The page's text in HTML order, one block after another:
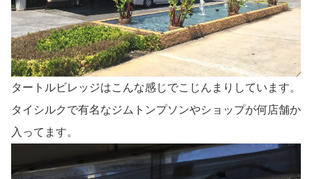
タートルビレッジはこんな感じでこじんまりしています。
タイシルクで有名なジムトンプソンやショップが何店舗か
入ってます。